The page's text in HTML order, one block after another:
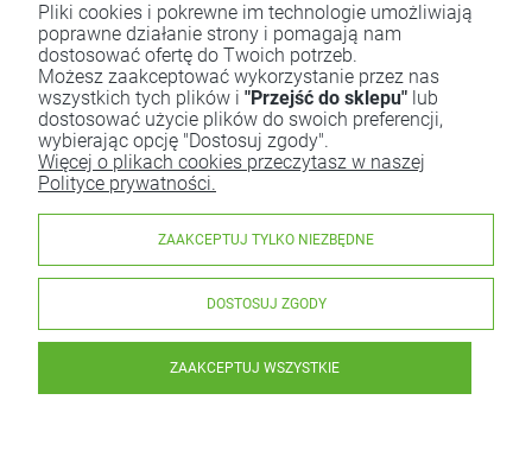
Pliki cookies i pokrewne im technologie umożliwiają
poprawne działanie strony i pomagają nam
dostosować ofertę do Twoich potrzeb.
Możesz zaakceptować wykorzystanie przez nas
wszystkich tych plików i "Przejść do sklepu" lub
dostosować użycie plików do swoich preferencji,
wybierając opcję "Dostosuj zgody".
Więcej o plikach cookies przeczytasz w naszej
Polityce prywatności.
ZAAKCEPTUJ TYLKO NIEZBĘDNE
DOSTOSUJ ZGODY
ZAAKCEPTUJ WSZYSTKIE